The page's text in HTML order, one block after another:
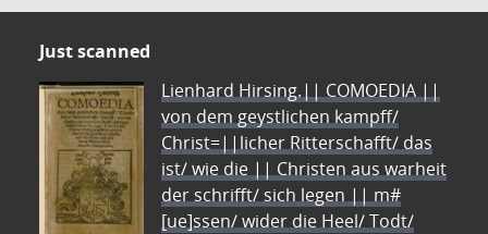
Just scanned
Lienhard Hirsing.|| COMOEDIA ||
von dem geystlichen kampff/
Christ=||licher Ritterschafft/ das
ist/ wie die || Christen aus warheit
der schrifft/ sich legen || m#
[ue]ssen/ wider die Heel/ Todt/